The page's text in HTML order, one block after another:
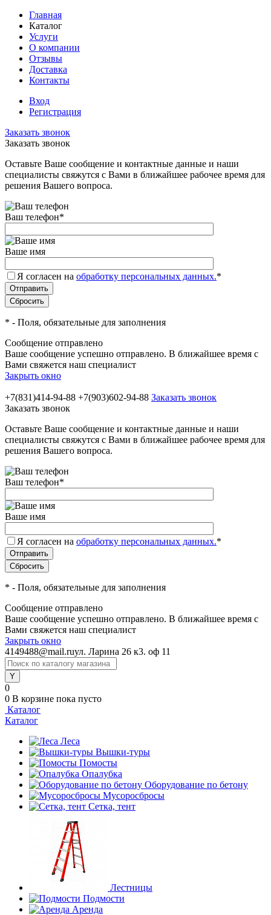
Главная
Каталог
Услуги
О компании
Отзывы
Доставка
Контакты
Вход
Регистрация
Заказать звонок
Заказать звонок
Оставьте Ваше сообщение и контактные данные и наши
специалисты свяжутся с Вами в ближайшее рабочее время для
решения Вашего вопроса.
Ваш телефон*
Ваше имя
Я согласен на обработку персональных данных.*
* - Поля, обязательные для заполнения
Сообщение отправлено
Ваше сообщение успешно отправлено. В ближайшее время с
Вами свяжется наш специалист
Закрыть окно
+7(831)414-94-88 +7(903)602-94-88 Заказать звонок
Заказать звонок
Оставьте Ваше сообщение и контактные данные и наши
специалисты свяжутся с Вами в ближайшее рабочее время для
решения Вашего вопроса.
Ваш телефон*
Ваше имя
Я согласен на обработку персональных данных.*
* - Поля, обязательные для заполнения
Сообщение отправлено
Ваше сообщение успешно отправлено. В ближайшее время с
Вами свяжется наш специалист
Закрыть окно
4149488@mail.ruул. Ларина 26 к3. оф 11
0
0 В корзине пока пусто
Каталог
Каталог
Леса
Вышки-туры
Помосты
Опалубка
Оборудование по бетону
Мусороcбросы
Сетка, тент
Лестницы
Подмости
Аренда